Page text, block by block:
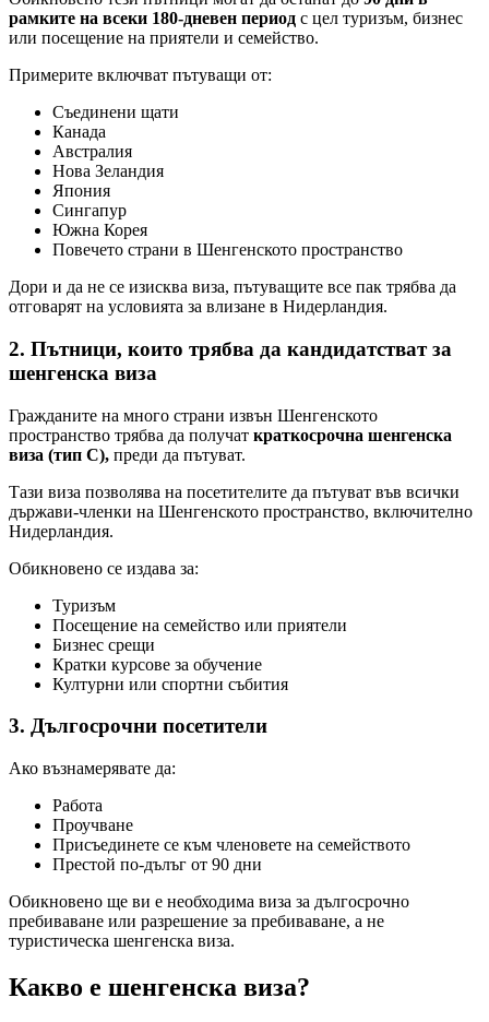
рамките на всеки 180-дневен период с цел туризъм, бизнес
или посещение на приятели и семейство.
Примерите включват пътуващи от:
Съединени щати
Канада
Австралия
Нова Зеландия
Япония
Сингапур
Южна Корея
Повечето страни в Шенгенското пространство
Дори и да не се изисква виза, пътуващите все пак трябва да
отговарят на условията за влизане в Нидерландия.
2. Пътници, които трябва да кандидатстват за
шенгенска виза
Гражданите на много страни извън Шенгенското
пространство трябва да получат краткосрочна шенгенска
виза (тип C), преди да пътуват.
Тази виза позволява на посетителите да пътуват във всички
държави-членки на Шенгенското пространство, включително
Нидерландия.
Обикновено се издава за:
Туризъм
Посещение на семейство или приятели
Бизнес срещи
Кратки курсове за обучение
Културни или спортни събития
3. Дългосрочни посетители
Ако възнамерявате да:
Работа
Проучване
Присъединете се към членовете на семейството
Престой по-дълъг от 90 дни
Обикновено ще ви е необходима виза за дългосрочно
пребиваване или разрешение за пребиваване, а не
туристическа шенгенска виза.
Какво е шенгенска виза?